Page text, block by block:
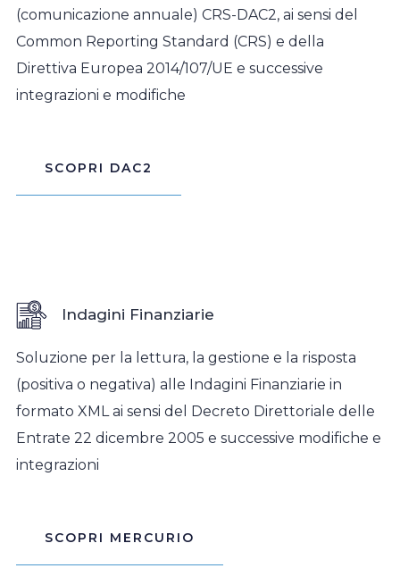
(comunicazione annuale) CRS-DAC2, ai sensi del
Common Reporting Standard (CRS) e della
Direttiva Europea 2014/107/UE e successive
integrazioni e modifiche
SCOPRI DAC2
Indagini Finanziarie
Soluzione per la lettura, la gestione e la risposta
(positiva o negativa) alle Indagini Finanziarie in
formato XML ai sensi del Decreto Direttoriale delle
Entrate 22 dicembre 2005 e successive modifiche e
integrazioni
SCOPRI MERCURIO